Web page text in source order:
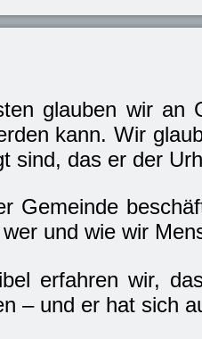
glauben wir an
kann. Wir
sind, das er der
Gemeinde
und wie wir
erfahren wir,
– und er hat sich